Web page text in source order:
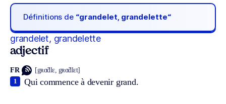
Définitions de “grandelet, grandelette“
grandelet, grandelette
adjectif
FR [gʀɑ̃dlɛ, gʀɑ̃dlɛt]
Qui commence à devenir grand.
1